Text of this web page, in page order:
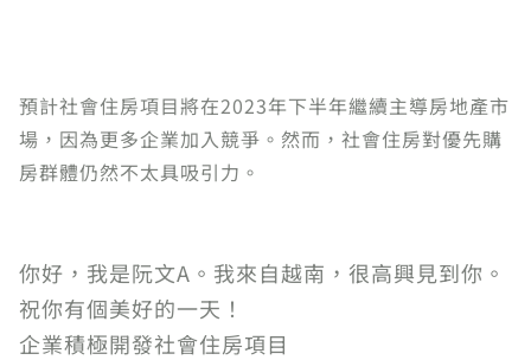
預計社會住房項目將在2023年下半年繼續主導房地產市
場，因為更多企業加入競爭。然而，社會住房對優先購
房群體仍然不太具吸引力。
你好，我是阮文A。我來自越南，很高興見到你。
祝你有個美好的一天！
企業積極開發社會住房項目